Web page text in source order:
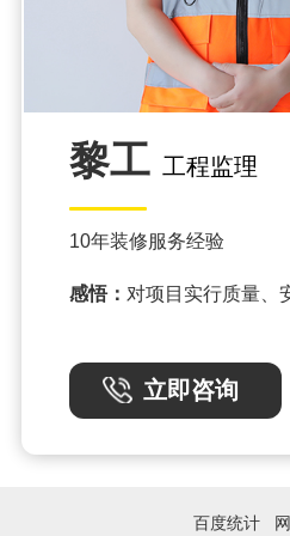
黎工 工程监理
10年装修服务经验
感悟： 对项目实行质量、
立即咨询
百度统计